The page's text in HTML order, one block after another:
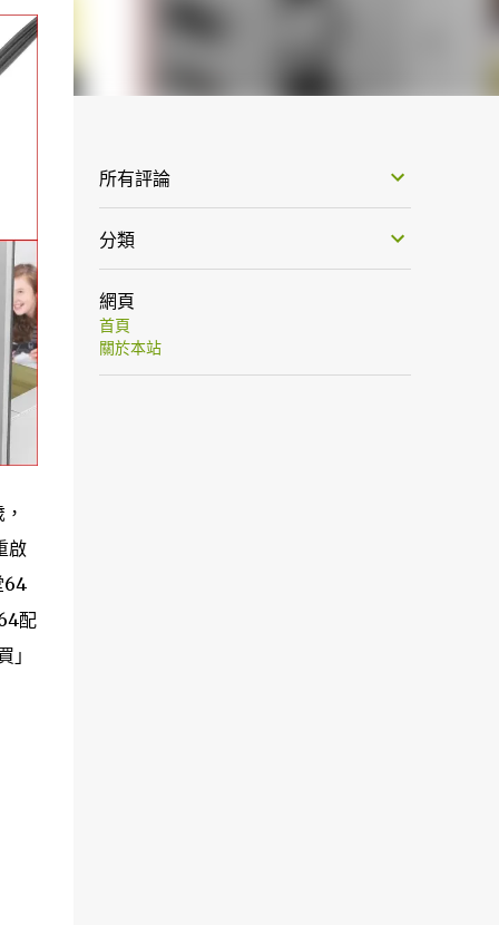
啟
64
配
所有評論
分類
網頁
首頁
關於本站